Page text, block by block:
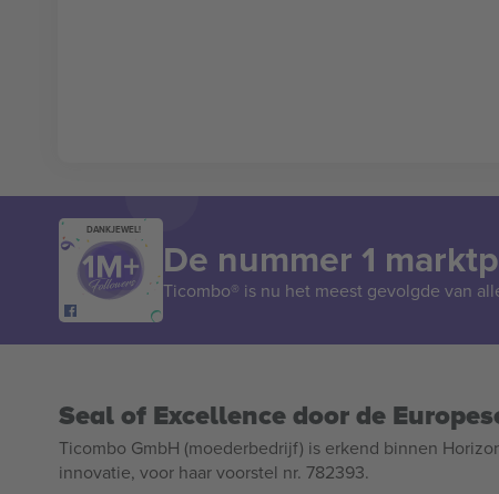
DANKJEWEL!
De nummer 1
Ticombo® is nu het meest gevolgde van
Seal of Excellence door de
Ticombo GmbH (moederbedrijf) is erkend binnen
innovatie, voor haar voorstel nr. 782393.